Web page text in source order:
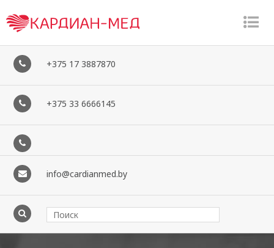
+375 17 3887870
+375 33 6666145
info@cardianmed.by